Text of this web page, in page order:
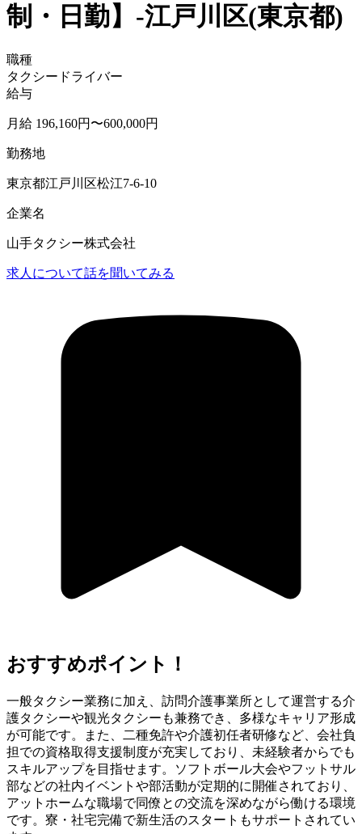
制・日勤】-江戸川区(東京都)
職種
タクシードライバー
給与
月給 196,160円〜600,000円
勤務地
東京都江戸川区松江7-6-10
企業名
山手タクシー株式会社
求人について話を聞いてみる
おすすめポイント！
一般タクシー業務に加え、訪問介護事業所として運営する介
護タクシーや観光タクシーも兼務でき、多様なキャリア形成
が可能です。また、二種免許や介護初任者研修など、会社負
担での資格取得支援制度が充実しており、未経験者からでも
スキルアップを目指せます。ソフトボール大会やフットサル
部などの社内イベントや部活動が定期的に開催されており、
アットホームな職場で同僚との交流を深めながら働ける環境
です。寮・社宅完備で新生活のスタートもサポートされてい